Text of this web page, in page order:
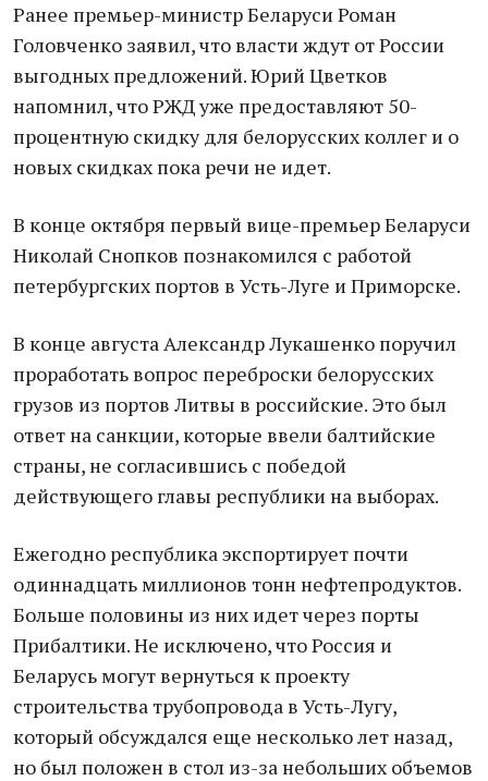
Ранее премьер-министр Беларуси Роман
Головченко заявил, что власти ждут от России
выгодных предложений. Юрий Цветков
напомнил, что РЖД уже предоставляют 50-
процентную скидку для белорусских коллег и о
новых скидках пока речи не идет.
В конце октября первый вице-премьер Беларуси
Николай Снопков познакомился с работой
петербургских портов в Усть-Луге и Приморске.
В конце августа Александр Лукашенко поручил
проработать вопрос переброски белорусских
грузов из портов Литвы в российские. Это был
ответ на санкции, которые ввели балтийские
страны, не согласившись с победой
действующего главы республики на выборах.
Ежегодно республика экспортирует почти
одиннадцать миллионов тонн нефтепродуктов.
Больше половины из них идет через порты
Прибалтики. Не исключено, что Россия и
Беларусь могут вернуться к проекту
строительства трубопровода в Усть-Лугу,
который обсуждался еще несколько лет назад,
но был положен в стол из-за небольших объемов